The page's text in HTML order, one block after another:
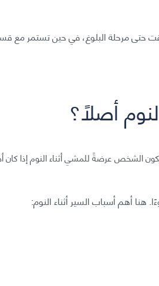
حتى مرحلة البلوغ، في حين تستمر مع
أصلاً؟
الشخص عرضةً للمشي أثناء النوم إذا كان
هنا أهم أسباب السير أثناء النوم: